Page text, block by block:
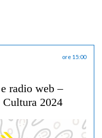
ore 15:00
radio web –
2024